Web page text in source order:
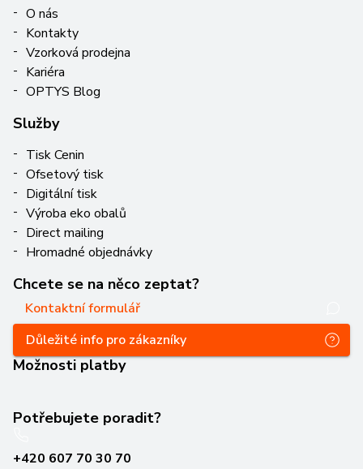
O nás
Kontakty
Vzorková prodejna
Kariéra
OPTYS Blog
Služby
Tisk Cenin
Ofsetový tisk
Digitální tisk
Výroba eko obalů
Direct mailing
Hromadné objednávky
Chcete se na něco zeptat?
Kontaktní formulář
Důležité info pro zákazníky
Možnosti platby
Potřebujete poradit?
+420 607 70 30 70